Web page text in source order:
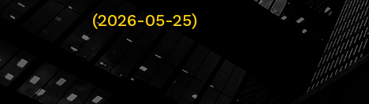
(2026-05-25)